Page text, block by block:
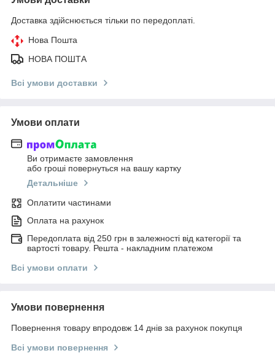
Доставка здійснюється тільки по передоплаті.
Нова Пошта
НОВА ПОШТА
Всі умови доставки
Умови оплати
Ви отримаєте замовлення
або гроші повернуться на вашу картку
Детальніше
Оплатити частинами
Оплата на рахунок
Передоплата від 250 грн в залежності від категорії та
вартості товару. Решта - накладним платежом
Всі умови оплати
Умови повернення
Повернення товару впродовж 14 днів за рахунок покупця
Всі умови повернення